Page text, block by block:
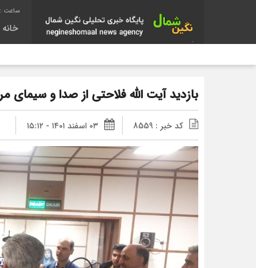
خانه
بازدید آیت الله فلاحتی از صدا و سیمای
کد خبر : 8559 ۰۳ اسفند ۱۴۰۱ - ۱۵:۱۲